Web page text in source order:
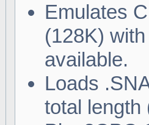
Emulates
(128K)
available.
Loads
total length